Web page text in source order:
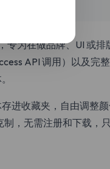
专为在做品牌、UI 或
API 调用）以及完
进收藏夹，自由调整
制，无需注册和下载，